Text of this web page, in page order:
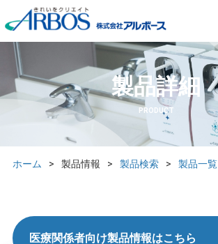
製品詳細
PRODUCT
ホーム > 製品情報 > 製品検索 > 製品一覧
医療関係者向け製品情報はこちら